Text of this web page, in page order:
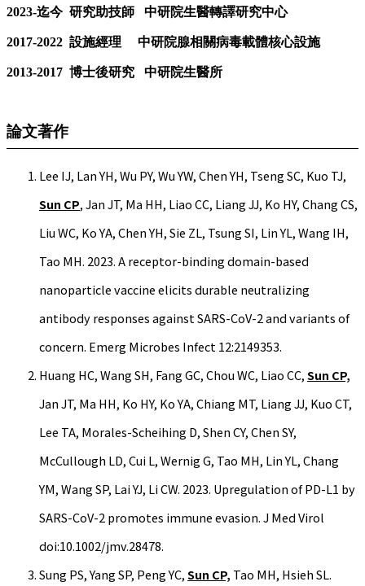
2023-迄今 研究助技師 中研院生醫轉譯研究中心
2017-2022 設施經理 中研院腺相關病毒載體核心設施
2013-2017 博士後研究 中研院生醫所
論文著作
Lee IJ, Lan YH, Wu PY, Wu YW, Chen YH, Tseng SC, Kuo TJ,
Sun CP, Jan JT, Ma HH, Liao CC, Liang JJ, Ko HY, Chang CS,
Liu WC, Ko YA, Chen YH, Sie ZL, Tsung SI, Lin YL, Wang IH,
Tao MH. 2023. A receptor-binding domain-based
nanoparticle vaccine elicits durable neutralizing
antibody responses against SARS-CoV-2 and variants of
concern. Emerg Microbes Infect 12:2149353.
Huang HC, Wang SH, Fang GC, Chou WC, Liao CC,Sun CP,
Jan JT, Ma HH, Ko HY, Ko YA, Chiang MT, Liang JJ, Kuo CT,
Lee TA, Morales-Scheihing D, Shen CY, Chen SY,
McCullough LD, Cui L, Wernig G, Tao MH, Lin YL, Chang
YM, Wang SP, Lai YJ, Li CW. 2023. Upregulation of PD-L1 by
SARS-CoV-2 promotes immune evasion. J Med Virol
doi:10.1002/jmv.28478.
Sung PS, Yang SP, Peng YC,Sun CP, Tao MH, Hsieh SL.